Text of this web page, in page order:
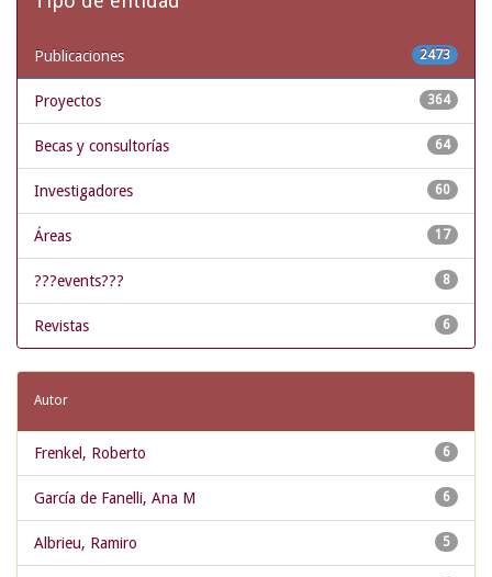
2473
Publicaciones
364
Proyectos
64
Becas y consultorías
60
Investigadores
17
Áreas
8
???events???
6
Revistas
Autor
6
Frenkel, Roberto
6
García de Fanelli, Ana M
5
Albrieu, Ramiro